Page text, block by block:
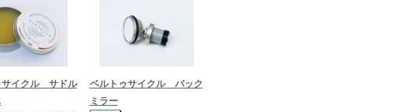
サイクル サドル
ベルトゥサイクル バック
ミラー